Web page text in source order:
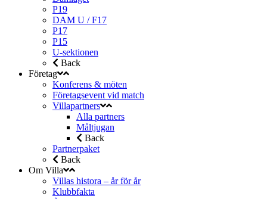
P19
DAM U / F17
P17
P15
U-sektionen
Back
Företag
Konferens & möten
Företagsevent vid match
Villapartners
Alla partners
Måltjugan
Back
Partnerpaket
Back
Om Villa
Villas histora – år för år
Klubbfakta